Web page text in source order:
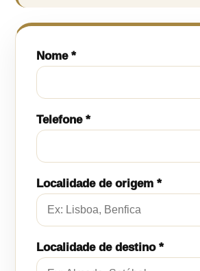
Nome *
Telefone *
Localidade de origem *
Localidade de destino *